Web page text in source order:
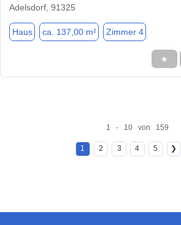
Adelsdorf, 91325
Haus ca. 137,00 m² Zimmer 4
★
1 - 10 von 159
1 2 3 4 5 ❯